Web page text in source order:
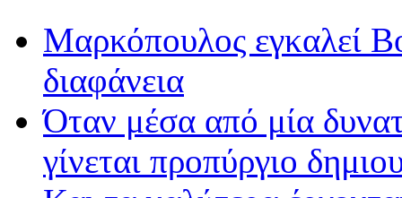
Μαρκόπουλος εγκαλεί
διαφάνεια
Όταν μέσα από μία
γίνεται προπύργιο